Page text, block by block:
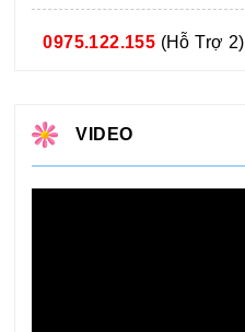
0975.122.155 (Hỗ Trợ 2)
VIDEO